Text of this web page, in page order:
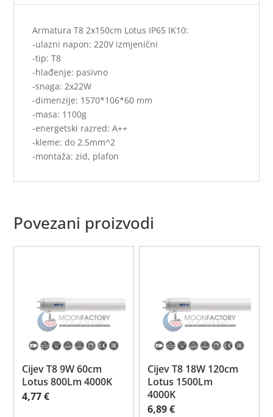
Armatura T8 2x150cm Lotus IP65 IK10:
-ulazni napon: 220V izmjenični
-tip: T8
-hlađenje: pasivno
-snaga: 2x22W
-dimenzije: 1570*106*60 mm
-masa: 1100g
-energetski razred: A++
-kleme: do 2.5mm^2
-montaža: zid, plafon
Povezani proizvodi
Cijev T8 9W 60cm
Lotus 800Lm 4000K
4,77€
Cijev T8 18W 120cm
Lotus 1500Lm
4000K
6,89€